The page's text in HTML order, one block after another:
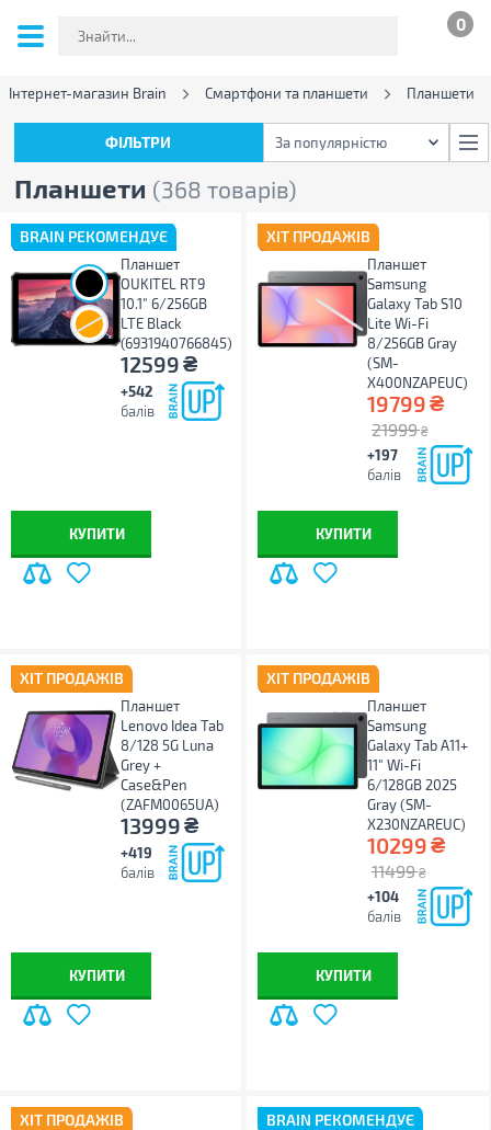
0
Інтернет-магазин Brain Смартфони та планшети Планшети
Планшети (368 товарів)
ФІЛЬТРИ За популярністю
BRAIN РЕКОМЕНДУЄ
Планшет
OUKITEL RT9
10.1" 6/256GB
LTE Black
(6931940766845)
12599₴
+542
балів
КУПИТИ
ХІТ ПРОДАЖІВ
Планшет
Samsung
Galaxy Tab S10
Lite Wi-Fi
8/256GB Gray
(SM-
X400NZAPEUC)
19799₴
21999 ₴
+197
балів
КУПИТИ
ХІТ ПРОДАЖІВ
Планшет
Lenovo Idea Tab
8/128 5G Luna
Grey +
Case&Pen
(ZAFM0065UA)
13999₴
+419
балів
КУПИТИ
ХІТ ПРОДАЖІВ
Планшет
Samsung
Galaxy Tab A11+
11" Wi-Fi
6/128GB 2025
Gray (SM-
X230NZAREUC)
10299₴
11499 ₴
+104
балів
КУПИТИ
ХІТ ПРОДАЖІВ BRAIN РЕКОМЕНДУЄ
ФІЛЬТРИ За популярністю